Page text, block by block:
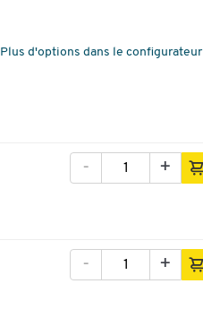
Plus d'options dans le configurateur
+
-
+
-